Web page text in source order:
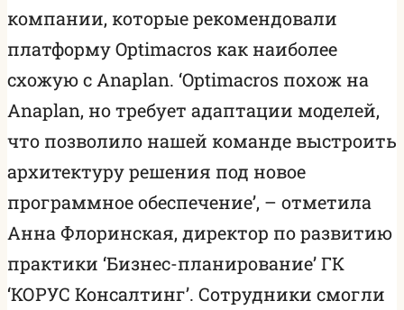
компании, которые рекомендовали
платформу Optimacros как наиболее
схожую с Anaplan. ‘Optimacros похож на
Anaplan, но требует адаптации моделей,
что позволило нашей команде выстроить
архитектуру решения под новое
программное обеспечение’, – отметила
Анна Флоринская, директор по развитию
практики ‘Бизнес-планирование’ ГК
‘КОРУС Консалтинг’. Сотрудники смогли